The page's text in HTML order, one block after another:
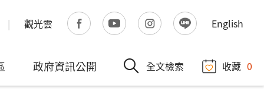
觀光雲 English
政府資訊公開 全文檢索 收藏 0